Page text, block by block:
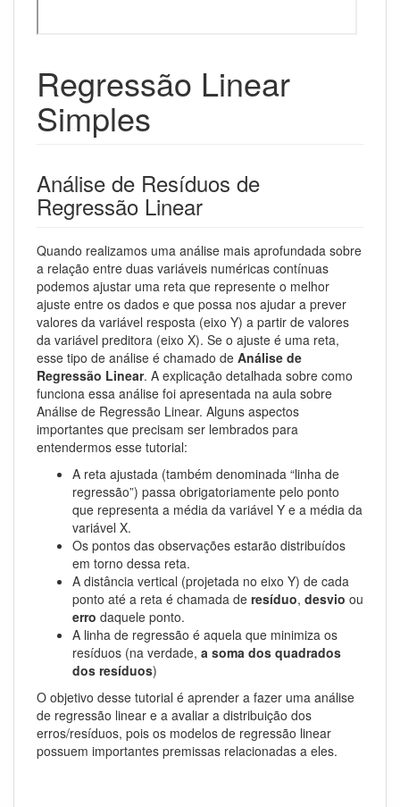
Regressão Linear
Simples
Análise de Resíduos de
Regressão Linear
Quando realizamos uma análise mais aprofundada sobre
a relação entre duas variáveis numéricas contínuas
podemos ajustar uma reta que represente o melhor
ajuste entre os dados e que possa nos ajudar a prever
valores da variável resposta (eixo Y) a partir de valores
da variável preditora (eixo X). Se o ajuste é uma reta,
esse tipo de análise é chamado de Análise de
Regressão Linear. A explicação detalhada sobre como
funciona essa análise foi apresentada na aula sobre
Análise de Regressão Linear. Alguns aspectos
importantes que precisam ser lembrados para
entendermos esse tutorial:
A reta ajustada (também denominada “linha de
regressão”) passa obrigatoriamente pelo ponto
que representa a média da variável Y e a média da
variável X.
Os pontos das observações estarão distribuídos
em torno dessa reta.
A distância vertical (projetada no eixo Y) de cada
ponto até a reta é chamada de resíduo, desvio ou
erro daquele ponto.
A linha de regressão é aquela que minimiza os
resíduos (na verdade, a soma dos quadrados
dos resíduos)
O objetivo desse tutorial é aprender a fazer uma análise
de regressão linear e a avaliar a distribuição dos
erros/resíduos, pois os modelos de regressão linear
possuem importantes premissas relacionadas a eles.